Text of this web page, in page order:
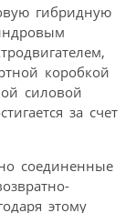
гибридную
коробкой
силовой
за счет
соединенные
этому